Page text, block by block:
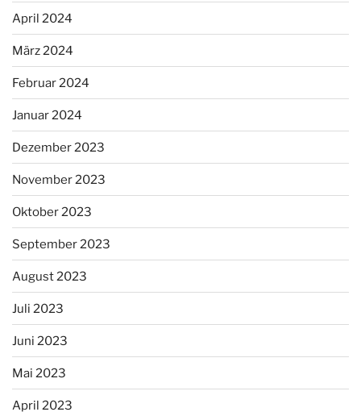
April 2024
März 2024
Februar 2024
Januar 2024
Dezember 2023
November 2023
Oktober 2023
September 2023
August 2023
Juli 2023
Juni 2023
Mai 2023
April 2023